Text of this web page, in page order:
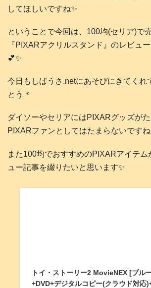
してほしいですね✨
ということで今回は、100均(セリア)で
『PIXARアクリルスタンド』のレビュ
💕✨
今日もしばうさ.netにあそびにきてくれ
とう＊
ダイソーやセリアにはPIXARグッズがた
PIXARファンとしてはたまらないですね
また100均でおすすめのPIXARアイテ
ュー記事を綴りたいと思います✨
トイ・ストーリー2 MovieNEX [ブル
+DVD+デジタルコピー(クラウド対応